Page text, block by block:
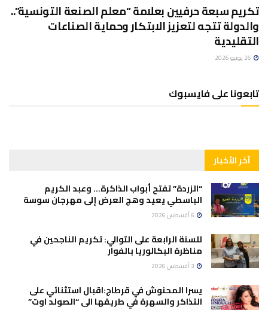
تكريم سبعة حرفيين بعلامة “معلم الصنعة التونسية”..
والدولة تتجه لتعزيز الابتكار وحماية الصناعات
التقليدية
تابعونا على فايسبوك
آخر الأخبار
“الزردة” تفتح أبواب الذاكرة… وعبد الكريم
الباسطي يعيد وهج العرض إلى مهرجان سوسة
للسنة الرابعة على التوالي: تكريم الناجحين في
مناظرة البكالوريا بالفوار
يسرا المحنوش في قرطاج:اقبال استثنائي على
التذاكر والسهرة في طريقها الى “الصولد اوت”